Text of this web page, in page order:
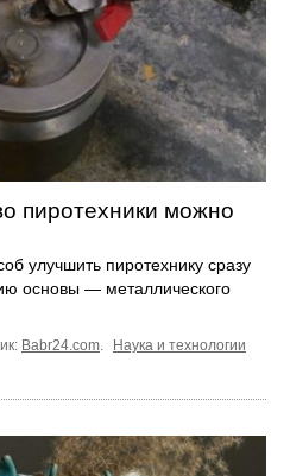
пиротехники можно
улучшить пиротехнику сразу
основы — металлического
Babr24.com.
Наука и технологии